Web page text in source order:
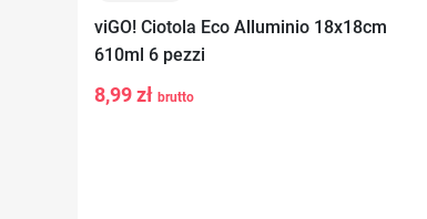
viGO! Ciotola Eco Alluminio 18x18cm
610ml 6 pezzi
8,99 zł brutto